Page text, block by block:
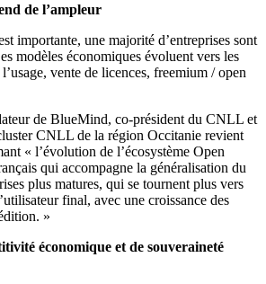
de l’ampleur
importante, une majorité d’entreprises sont
modèles économiques évoluent vers les
vente de licences, freemium / open
de BlueMind, co-président du CNLL et
CNLL de la région Occitanie revient
« l’évolution de l’écosystème Open
qui accompagne la généralisation du
plus matures, qui se tournent plus vers
final, avec une croissance des
»
économique et de souveraineté